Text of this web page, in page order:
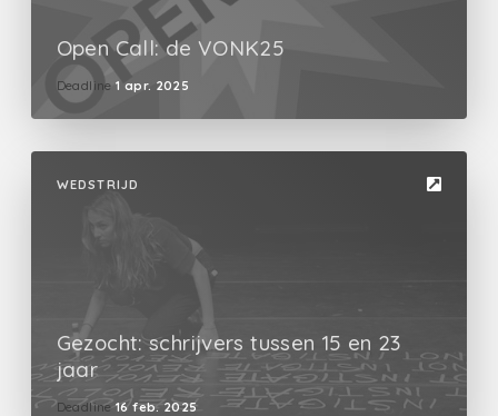
Open Call: de VONK25
Deadline 1 apr. 2025
WEDSTRIJD
Gezocht: schrijvers tussen 15 en 23
jaar
Deadline 16 feb. 2025